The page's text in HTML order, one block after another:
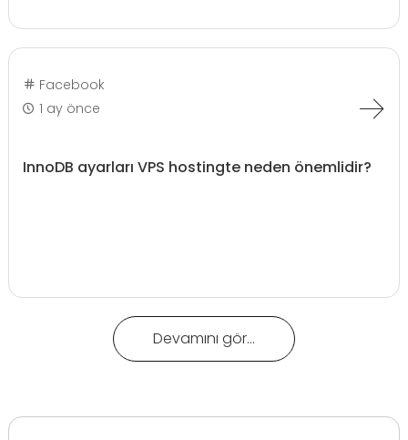
Facebook
1 ay önce
InnoDB ayarları VPS hostingte neden önemlidir?
Devamını gör...